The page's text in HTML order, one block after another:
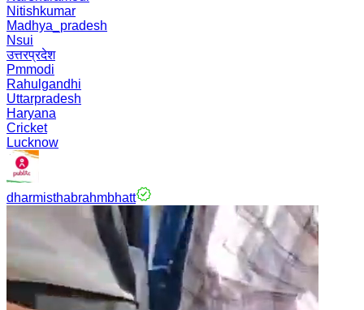
Nitishkumar
Madhya_pradesh
Nsui
उत्तरप्रदेश
Pmmodi
Rahulgandhi
Uttarpradesh
Haryana
Cricket
Lucknow
dharmisthabrahmbhatt